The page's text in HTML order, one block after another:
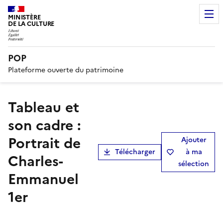
MINISTÈRE
DE LA CULTURE
POP
Plateforme ouverte du patrimoine
tableau et
son cadre :
Portrait de
Charles-
Emmanuel
1er
Télécharger
Ajouter
à ma
sélection